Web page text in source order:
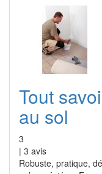
Tout
au sol
3
| 3 avis
Robuste, pratique,